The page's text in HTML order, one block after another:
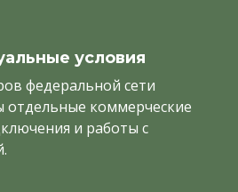
условия
федеральной сети
отдельные коммерческие
и работы с